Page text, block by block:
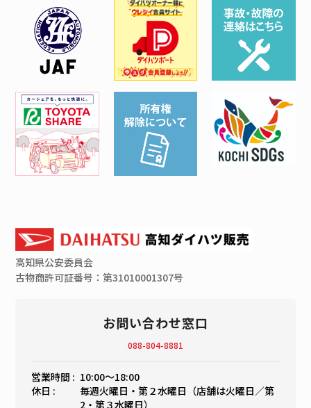
高知県公安委員会
古物商許可証番号：第31010001307号
お問い合わせ窓口
088-804-8881
営業時間 : 10:00〜18:00
休日 :
毎週火曜日・第２水曜日（店舗は火曜日／第
2・第３水曜日）